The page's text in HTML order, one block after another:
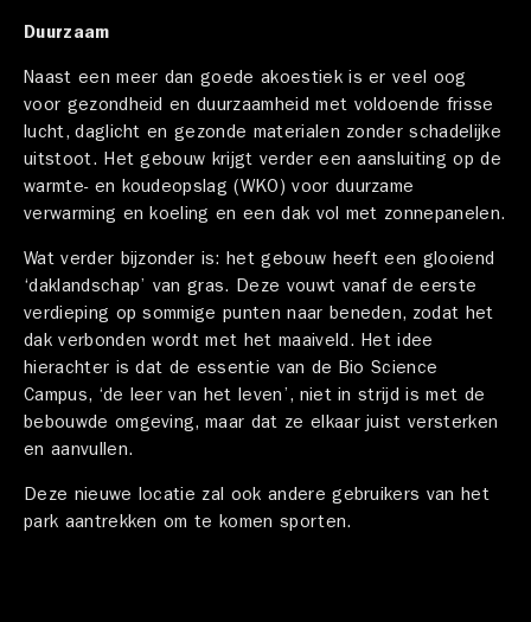
Duurzaam
Naast een meer dan goede akoestiek is er veel oog
voor gezondheid en duurzaamheid met voldoende frisse
lucht, daglicht en gezonde materialen zonder schadelijke
uitstoot. Het gebouw krijgt verder een aansluiting op de
warmte- en koudeopslag (WKO) voor duurzame
verwarming en koeling en een dak vol met zonnepanelen.
Wat verder bijzonder is: het gebouw heeft een glooiend
‘daklandschap’ van gras. Deze vouwt vanaf de eerste
verdieping op sommige punten naar beneden, zodat het
dak verbonden wordt met het maaiveld. Het idee
hierachter is dat de essentie van de Bio Science
Campus, ‘de leer van het leven’, niet in strijd is met de
bebouwde omgeving, maar dat ze elkaar juist versterken
en aanvullen.
Deze nieuwe locatie zal ook andere gebruikers van het
park aantrekken om te komen sporten.